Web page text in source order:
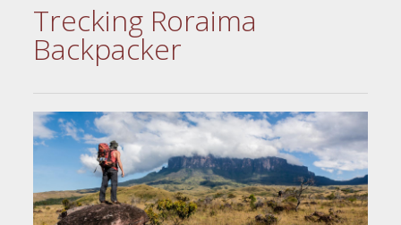
Trecking Roraima
Backpacker